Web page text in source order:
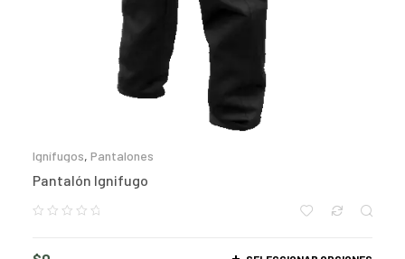
Ignífugos, Pantalones
Pantalón Ignifugo